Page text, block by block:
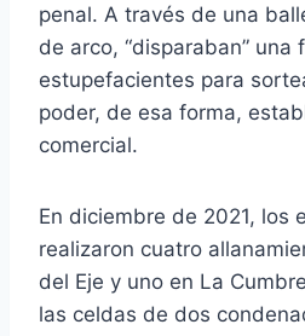
penal. A través de una
de arco, “disparaban” una
estupefacientes para
poder, de esa forma,
comercial.
En diciembre de 2021, los
realizaron cuatro
del Eje y uno en La
las celdas de dos